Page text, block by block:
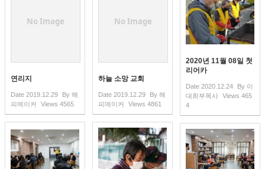
No Image
연리지
Date 2019.12.29 By 해
피메이커
Views 4565
No Image
하늘 소망 교회
Date 2019.12.29 By 해
피메이커
Views 4861
2020년 11월 08일 첫
리어카
Date 2020.12.24 By 이
대희부목사 Views 465
4